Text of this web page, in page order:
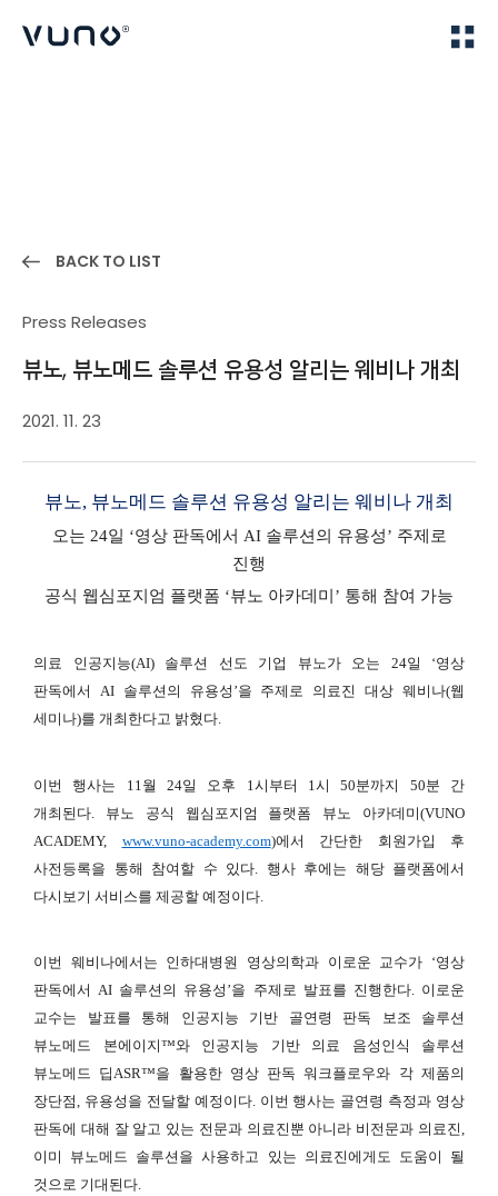
BACK TO LIST
Press Releases
뷰노, 뷰노메드 솔루션 유용성 알리는 웨비나 개최
2021. 11. 23
뷰노, 뷰노메드 솔루션 유용성 알리는 웨비나 개최
오는 24일 ‘영상 판독에서 AI 솔루션의 유용성’ 주제로
진행
공식 웹심포지엄 플랫폼 ‘뷰노 아카데미’ 통해 참여 가능
의료 인공지능(AI) 솔루션 선도 기업 뷰노가 오는 24일 ‘영상
판독에서 AI 솔루션의 유용성’을 주제로 의료진 대상 웨비나(웹
세미나)를 개최한다고 밝혔다.
이번 행사는 11월 24일 오후 1시부터 1시 50분까지 50분 간
개최된다. 뷰노 공식 웹심포지엄 플랫폼 뷰노 아카데미(VUNO
ACADEMY, www.vuno-academy.com)에서 간단한 회원가입 후
사전등록을 통해 참여할 수 있다. 행사 후에는 해당 플랫폼에서
다시보기 서비스를 제공할 예정이다.
이번 웨비나에서는 인하대병원 영상의학과 이로운 교수가 ‘영상
판독에서 AI 솔루션의 유용성’을 주제로 발표를 진행한다. 이로운
교수는 발표를 통해 인공지능 기반 골연령 판독 보조 솔루션
뷰노메드 본에이지™와 인공지능 기반 의료 음성인식 솔루션
뷰노메드 딥ASR™을 활용한 영상 판독 워크플로우와 각 제품의
장단점, 유용성을 전달할 예정이다. 이번 행사는 골연령 측정과 영상
판독에 대해 잘 알고 있는 전문과 의료진뿐 아니라 비전문과 의료진,
이미 뷰노메드 솔루션을 사용하고 있는 의료진에게도 도움이 될
것으로 기대된다.